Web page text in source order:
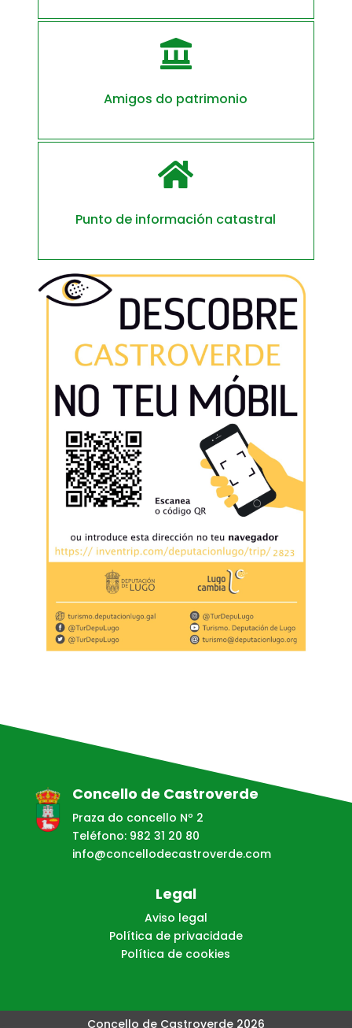

Amigos do patrimonio

Punto de información catastral
Concello de Castroverde
Praza do concello Nº 2
Teléfono: 982 31 20 80
info@concellodecastroverde.com
Legal
Aviso legal
Política de privacidade
Política de cookies
Concello de Castroverde 2026